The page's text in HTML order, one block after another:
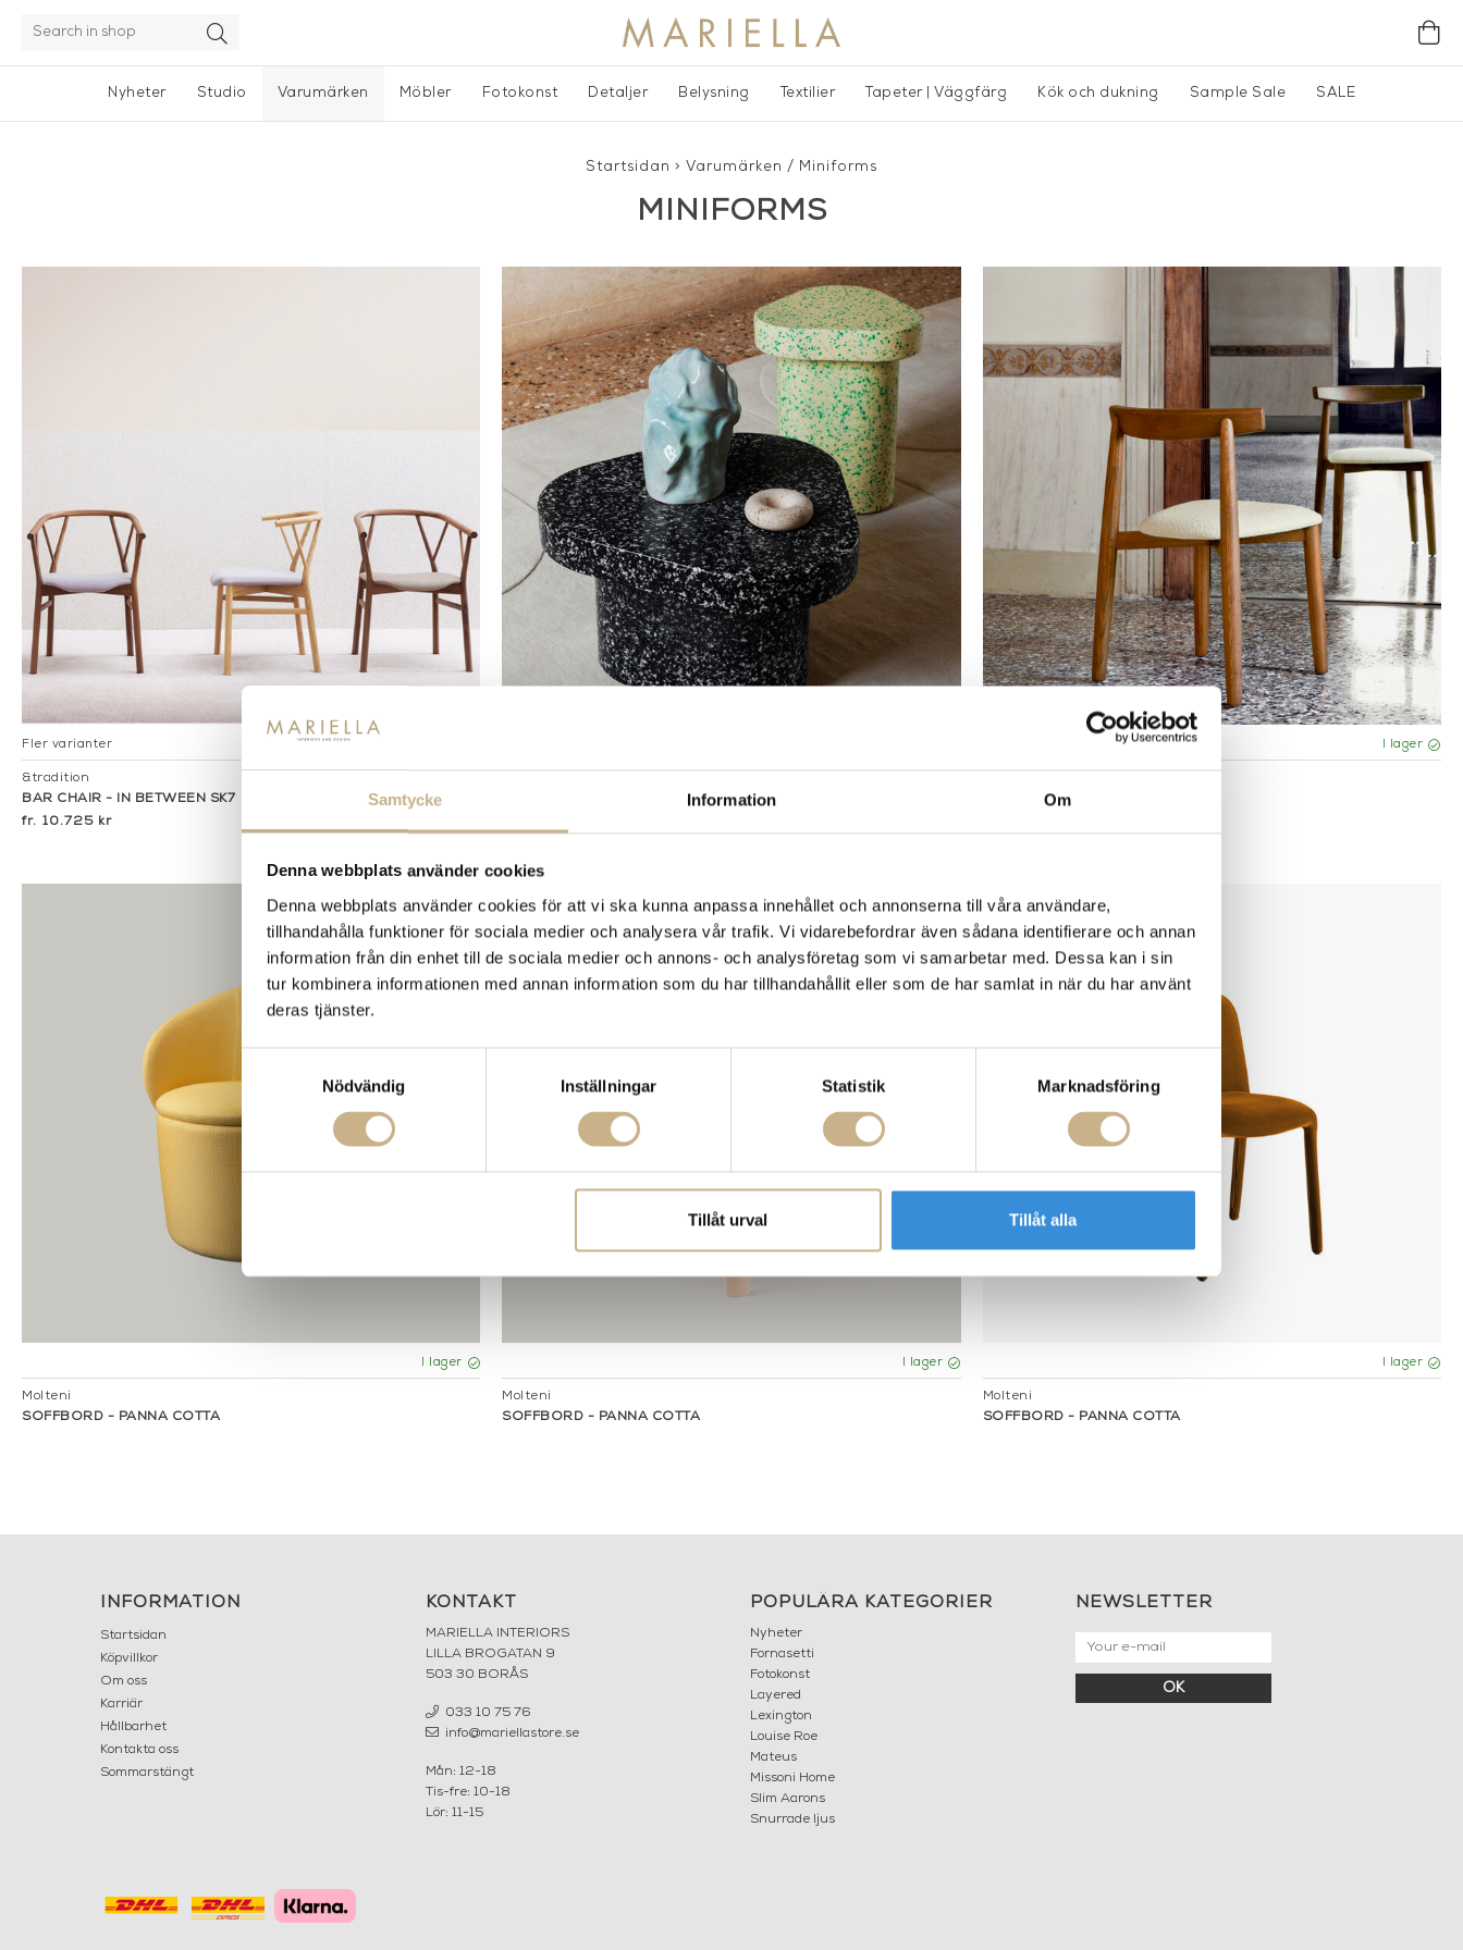
Samtycke Information Om
Denna webbplats använder cookies
Denna webbplats använder cookies för att vi ska kunna anpassa innehållet och annonserna till våra användare,
tillhandahålla funktioner för sociala medier och analysera vår trafik. Vi vidarebefordrar även sådana identifierare och annan
information från din enhet till de sociala medier och annons- och analysföretag som vi samarbetar med. Dessa kan i sin
tur kombinera informationen med annan information som du har tillhandahållit eller som de har samlat in när du har använt
deras tjänster.
Nödvändig
Inställningar Statistik Marknadsföring
Tillåt urval Tillåt alla
Nyheter Studio Varumärken Möbler Fotokonst Detaljer Belysning Textilier Tapeter | Väggfärg Kök och dukning Sample Sale SALE
Startsidan > Varumärken / Miniforms
MINIFORMS
Fler varianter
&tradition
BAR CHAIR - IN BETWEEN SK7
10.725 kr
SOFFBORD - PANNA COTTA
I lager
SOFFBORD - PANNA COTTA
I lager
Molteni
SOFFBORD - PANNA COTTA
I lager
Molteni
SOFFBORD - PANNA COTTA
I lager
Molteni
SOFFBORD - PANNA COTTA
INFORMATION
Startsidan
Köpvillkor
Om oss
Karriär
Hållbarhet
Kontakta oss
Sommarstängt
KONTAKT
MARIELLA INTERIORS
LILLA BROGATAN 9
503 30 BORÅS
033 10 75 76
info@mariellastore.se
Mån: 12-18
Tis-fre: 10-18
Lör: 11-15
POPULÄRA KATEGORIER
Nyheter
Fornasetti
Fotokonst
Layered
Lexington
Louise Roe
Mateus
Missoni Home
Slim Aarons
Snurrade ljus
NEWSLETTER
OK